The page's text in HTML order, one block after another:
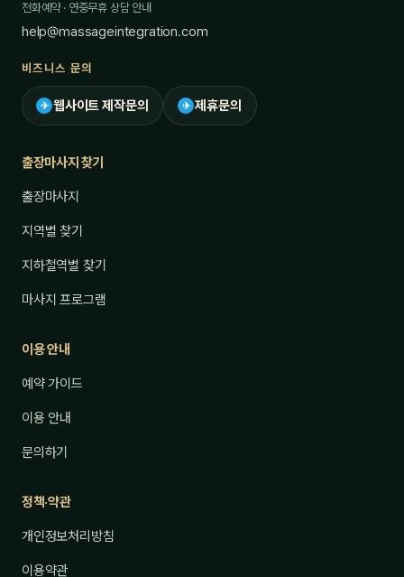
전화예약 · 연중무휴 상담 안내
help@massageintegration.com
비즈니스 문의
✈ 웹사이트 제작문의 ✈ 제휴문의
출장마사지 찾기
출장마사지
지역별 찾기
지하철역별 찾기
마사지 프로그램
이용 안내
예약 가이드
이용 안내
문의하기
정책·약관
개인정보처리방침
이용약관